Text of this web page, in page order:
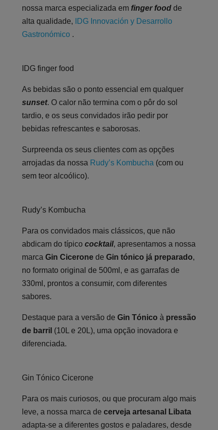
nossa marca especializada em finger foodde
alta qualidade,
IDG Innovación y Desarrollo
Gastronómico.
IDG finger food
As bebidas são o ponto essencial em qualquer
sunset. O calor não termina com o pôr do sol
tardio, e os seus convidados irão pedir por
bebidas refrescantes e saborosas.
Surpreenda os seus clientes com as opções
arrojadas da nossa Rudy’s Kombucha (com ou
sem teor alcoólico).
Rudy’s Kombucha
Para os convidados mais clássicos, que não
abdicam do típico cocktail, apresentamos a nossa
marca Gin Ciceronede Gin tónico já preparado,
no formato original de 500ml, e as garrafas de
330ml, prontos a consumir, com diferentes
sabores.
Destaque para a versão de Gin Tónico à pressão
de barril (10L e 20L), uma opção inovadora e
diferenciada.
Gin Tónico Cicerone
Para os mais curiosos, ou que procuram algo mais
leve, a nossa marca de cerveja artesanal Libata
adapta-se a diferentes gostos e paladares, desde